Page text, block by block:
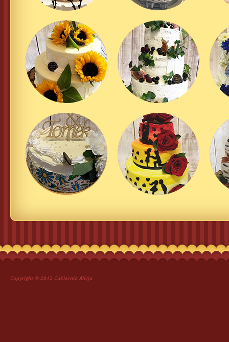
Copyright © 2012 Cukiernia Alicja